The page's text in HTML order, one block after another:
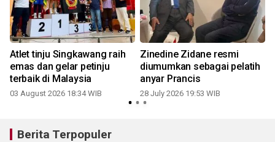
Atlet tinju Singkawang raih
emas dan gelar petinju
terbaik di Malaysia
03 August 2026 18:34 WIB
Zinedine Zidane resmi
diumumkan sebagai pelatih
anyar Prancis
28 July 2026 19:53 WIB
Berita Terpopuler